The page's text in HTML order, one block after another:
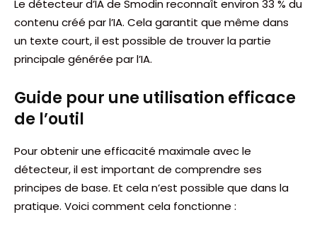
Le détecteur d’IA de Smodin reconnaît environ 33 % du
contenu créé par l’IA. Cela garantit que même dans
un texte court, il est possible de trouver la partie
principale générée par l’IA.
Guide pour une utilisation efficace
de l’outil
Pour obtenir une efficacité maximale avec le
détecteur, il est important de comprendre ses
principes de base. Et cela n’est possible que dans la
pratique. Voici comment cela fonctionne :